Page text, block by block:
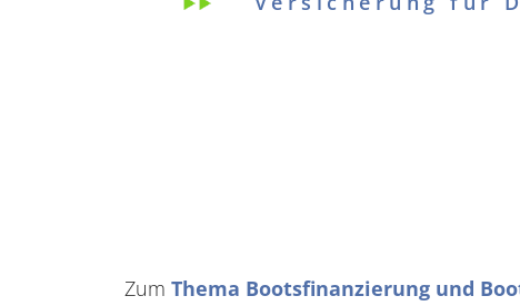
Zum Thema Bootsfinanzierung und